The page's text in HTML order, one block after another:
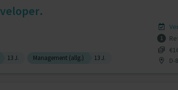
13 J. Management (allg.) 13 J.
1
D-